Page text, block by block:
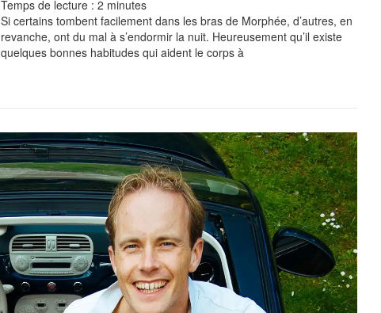
Temps de lecture : 2 minutes
Si certains tombent facilement dans les bras de Morphée, d’autres, en
revanche, ont du mal à s’endormir la nuit. Heureusement qu’il existe
quelques bonnes habitudes qui aident le corps à